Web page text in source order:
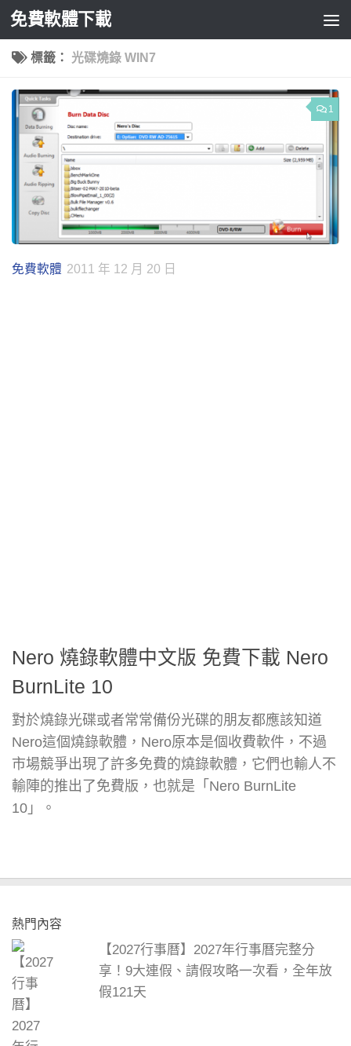
Skip to content
免費軟體下載
標籤： 光碟燒錄 WIN7
1
免費軟體 2011 年 12 月 20 日
Nero 燒錄軟體中文版 免費下載 Nero
BurnLite 10
對於燒錄光碟或者常常備份光碟的朋友都應該知道
Nero這個燒錄軟體，Nero原本是個收費軟件，不過
市場競爭出現了許多免費的燒錄軟體，它們也輸人不
輸陣的推出了免費版，也就是「Nero BurnLite
10」。
熱門內容
【2027行事曆】2027年行事曆完整分
享！9大連假、請假攻略一次看，全年放
假121天